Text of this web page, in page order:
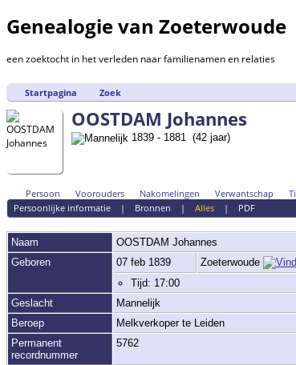
Genealogie van Zoeterwoude
een zoektocht in het verleden naar familienamen en relaties
Startpagina Zoek
OOSTDAM Johannes
1839 - 1881 (42 jaar)
Persoon Voorouders Nakomelingen Verwantschap
Persoonlijke informatie| Bronnen | Alles| PDF
Naam OOSTDAM Johannes
Geboren
07 feb 1839 Zoeterwoude
Tijd: 17:00
Geslacht
Mannelijk
Beroep
Melkverkoper te Leiden
Permanent
recordnummer
5762